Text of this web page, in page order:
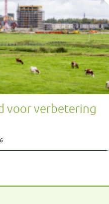
voor verbetering